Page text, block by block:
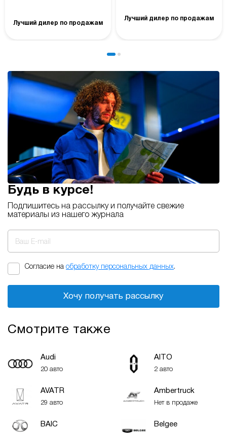
Лучший дилер по продажам
Лучший дилер по продажам
Будь в курсе!
Подпишитесь на рассылку и получайте свежие
материалы из нашего журнала
Ваш E-mail
Согласие на обработку персональных данных.
Хочу получать рассылку
Смотрите также
Audi
20 авто
AITO
2 авто
AVATR
29 авто
Ambertruck
Нет в продаже
BAIC Belgee